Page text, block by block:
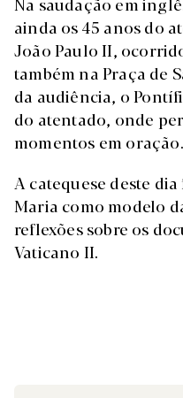
ainda os 45 anos do
João Paulo II,
também na Praça de
da audiência, o
do atentado, onde
momentos em oração.
A catequese deste
Maria como modelo
reflexões sobre os
Vaticano II.